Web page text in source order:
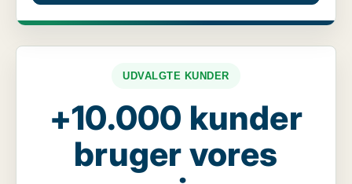
UDVALGTE KUNDER
+10.000 kunder
bruger vores